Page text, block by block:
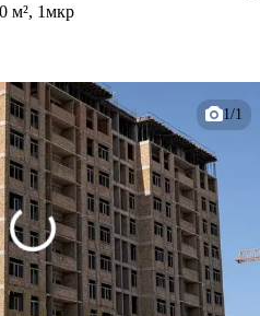
м², 1мкр
1/1